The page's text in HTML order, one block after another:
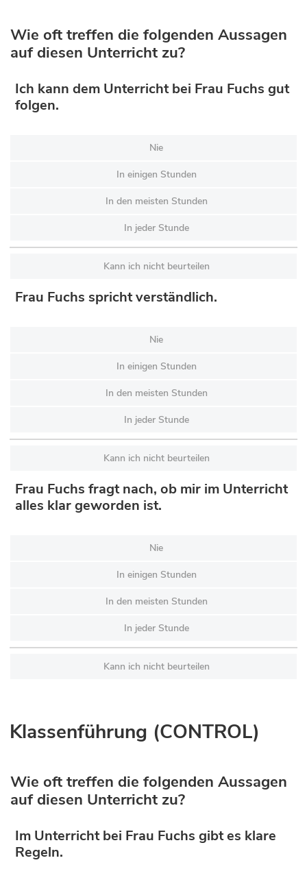
Wie oft treffen die folgenden Aussagen
auf diesen Unterricht zu?
Ich kann dem Unterricht bei Frau Fuchs gut
folgen.
Nie
In einigen Stunden
In den meisten Stunden
In jeder Stunde
Kann ich nicht beurteilen
Frau Fuchs spricht verständlich.
Nie
In einigen Stunden
In den meisten Stunden
In jeder Stunde
Kann ich nicht beurteilen
Frau Fuchs fragt nach, ob mir im Unterricht
alles klar geworden ist.
Nie
In einigen Stunden
In den meisten Stunden
In jeder Stunde
Kann ich nicht beurteilen
Klassenführung (CONTROL)
Wie oft treffen die folgenden Aussagen
auf diesen Unterricht zu?
Im Unterricht bei Frau Fuchs gibt es klare
Regeln.